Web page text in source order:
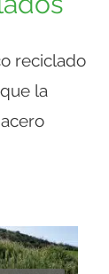
reciclado
la